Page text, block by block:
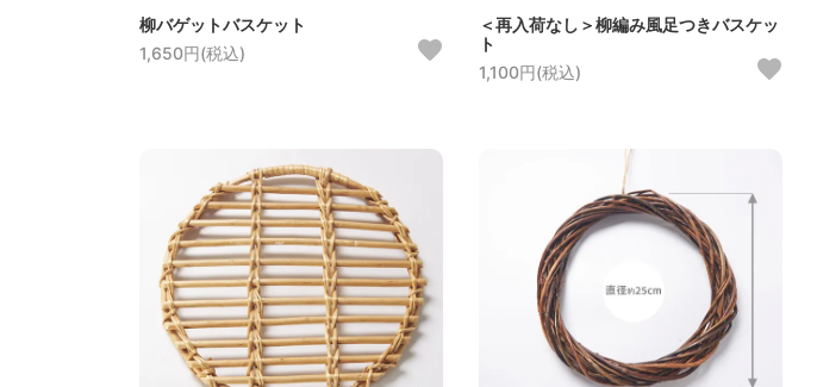
柳バゲットバスケット
1,650円(税込)
＜再入荷なし＞柳編み風足つきバスケッ
ト
1,100円(税込)